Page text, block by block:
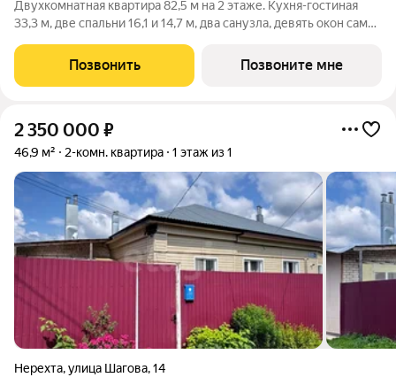
Двухкомнатная квартира 82,5 м на 2 этаже. Кухня-гостиная
33,3 м, две спальни 16,1 и 14,7 м, два санузла, девять окон самая
Кирпичный дом на 14 квартир в историческом центре
Костромы, 2 этажа и
Позвонить Позвоните мне
2 350 000 ₽
46,9 м² 2-комн. квартира 1 этаж из 1
Нерехта,улица Шагова,14